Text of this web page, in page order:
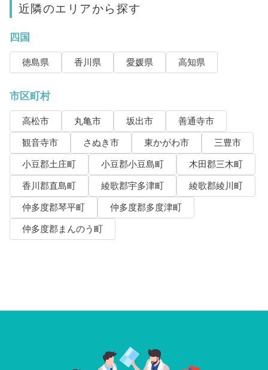
近隣のエリアから探す
四国
徳島県 香川県 愛媛県 高知県
市区町村
高松市 丸亀市 坂出市
善通寺市
観音寺市
さぬき市 東かがわ市
三豊市
小豆郡土庄町
小豆郡小豆島町
木田郡三木町
香川郡直島町
綾歌郡宇多津町
綾歌郡綾川町
仲多度郡琴平町
仲多度郡多度津町
仲多度郡まんのう町